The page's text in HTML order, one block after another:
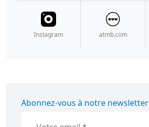
Instagram atmb.com
Abonnez-vous à notre newsletter